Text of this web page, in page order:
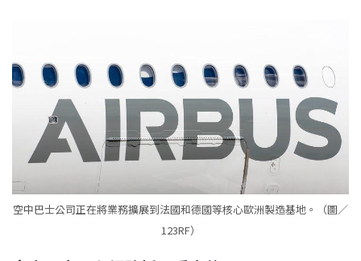
空中巴士公司正在將業務擴展到法國和德國等核心歐洲製造基地。（圖／
123RF）